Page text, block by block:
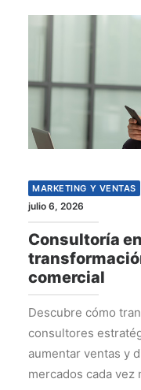
MARKETING Y VENTAS
julio 6, 2026
Consultoría
comercial
Descubre cómo
consultores
aumentar ventas y
mercados cada vez